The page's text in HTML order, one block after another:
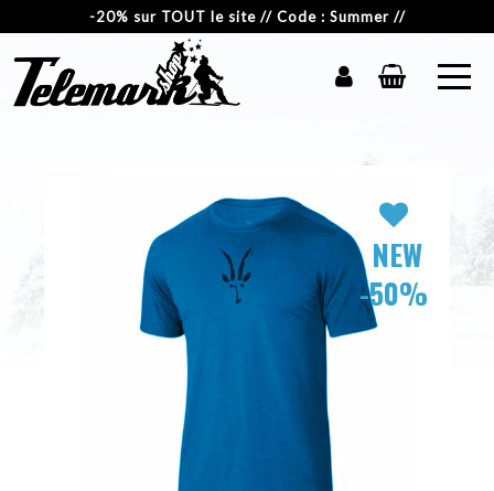
-20% sur TOUT le site // Code : Summer //
NEW
-50%